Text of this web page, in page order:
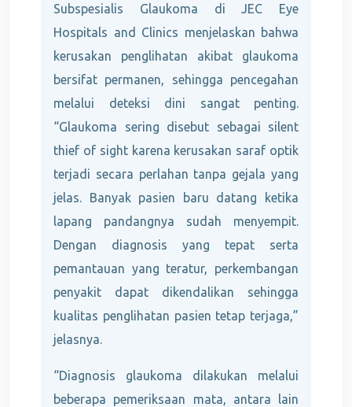
Subspesialis Glaukoma di JEC Eye
Hospitals and Clinics menjelaskan bahwa
kerusakan penglihatan akibat glaukoma
bersifat permanen, sehingga pencegahan
melalui deteksi dini sangat penting.
“Glaukoma sering disebut sebagai silent
thief of sight karena kerusakan saraf optik
terjadi secara perlahan tanpa gejala yang
jelas. Banyak pasien baru datang ketika
lapang pandangnya sudah menyempit.
Dengan diagnosis yang tepat serta
pemantauan yang teratur, perkembangan
penyakit dapat dikendalikan sehingga
kualitas penglihatan pasien tetap terjaga,”
jelasnya.
“Diagnosis glaukoma dilakukan melalui
beberapa pemeriksaan mata, antara lain